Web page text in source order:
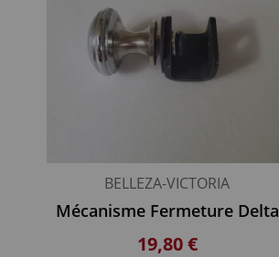
BELLEZA-VICTORIA
Mécanisme Fermeture Delta
19,80 €